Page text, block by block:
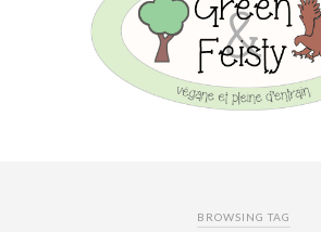
BROWSING TAG